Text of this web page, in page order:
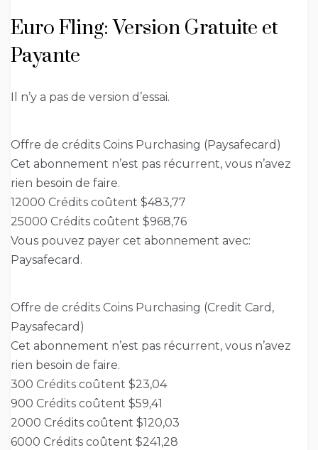
Euro Fling: Version Gratuite et
Payante
Il n’y a pas de version d’essai.
Offre de crédits Coins Purchasing (Paysafecard)
Cet abonnement n’est pas récurrent, vous n’avez
rien besoin de faire.
12000 Crédits coûtent $483,77
25000 Crédits coûtent $968,76
Vous pouvez payer cet abonnement avec:
Paysafecard.
Offre de crédits Coins Purchasing (Credit Card,
Paysafecard)
Cet abonnement n’est pas récurrent, vous n’avez
rien besoin de faire.
300 Crédits coûtent $23,04
900 Crédits coûtent $59,41
2000 Crédits coûtent $120,03
6000 Crédits coûtent $241,28